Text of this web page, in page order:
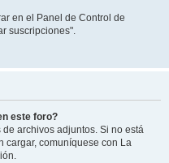
en el Panel de Control de
suscripciones".
este foro?
archivos adjuntos. Si no está
cargar, comuníquese con La